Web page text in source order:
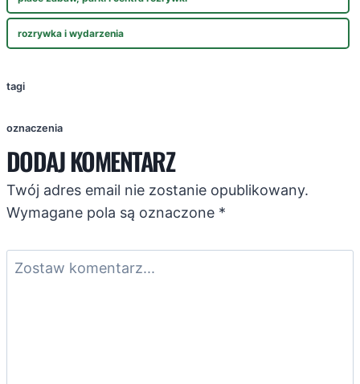
rozrywka i wydarzenia
tagi
oznaczenia
DODAJ KOMENTARZ
Twój adres email nie zostanie opublikowany.
Wymagane pola są oznaczone *